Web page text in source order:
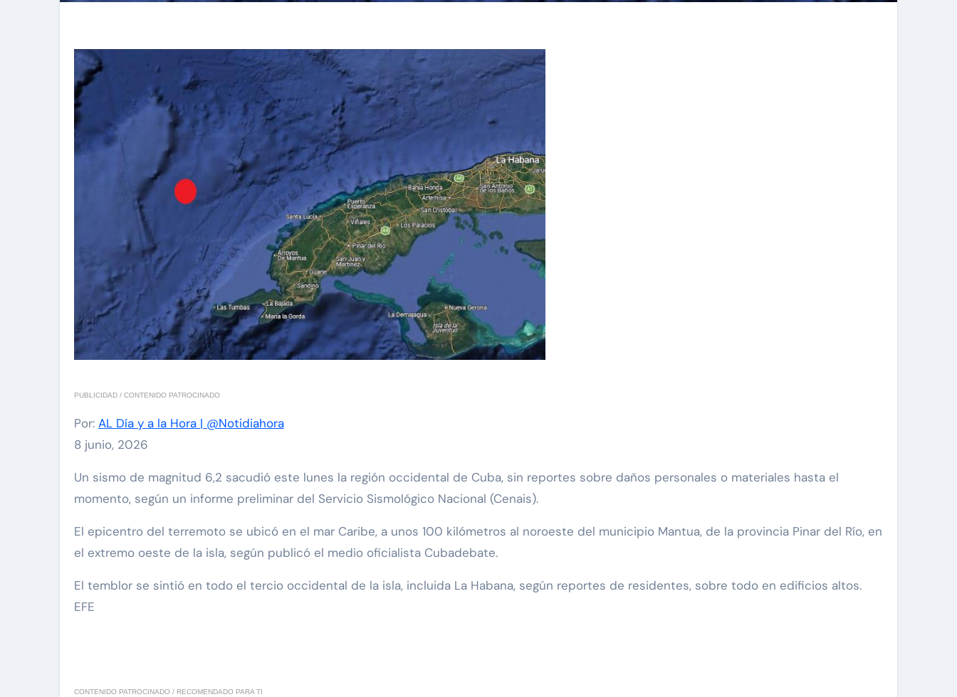
PUBLICIDAD / CONTENIDO PATROCINADO
Por: AL Día y a la Hora | @Notidiahora
8 junio, 2026
Un sismo de magnitud 6,2 sacudió este lunes la región occidental de Cuba, sin reportes sobre daños personales o materiales hasta el
momento, según un informe preliminar del Servicio Sismológico Nacional (Cenais).
El epicentro del terremoto se ubicó en el mar Caribe, a unos 100 kilómetros al noroeste del municipio Mantua, de la provincia Pinar del Río, en
el extremo oeste de la isla, según publicó el medio oficialista Cubadebate.
El temblor se sintió en todo el tercio occidental de la isla, incluida La Habana, según reportes de residentes, sobre todo en edificios altos.
EFE
CONTENIDO PATROCINADO / RECOMENDADO PARA TI